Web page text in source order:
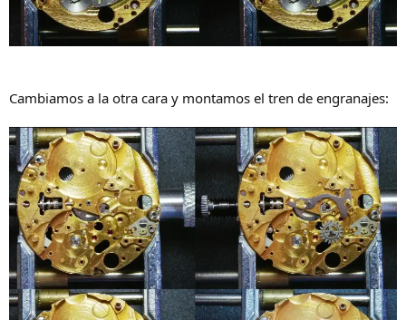
Cambiamos a la otra cara y montamos el tren de engranajes: